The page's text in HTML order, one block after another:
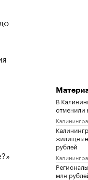
В
отменили
жилищные
рублей
млн